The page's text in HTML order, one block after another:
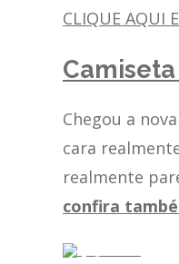
CLIQUE AQUI
Chegou a
cara
realmente
confira